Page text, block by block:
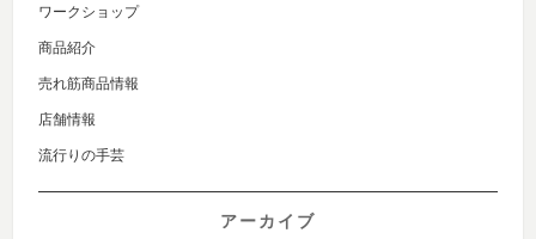
ワークショップ
商品紹介
売れ筋商品情報
店舗情報
流行りの手芸
アーカイブ